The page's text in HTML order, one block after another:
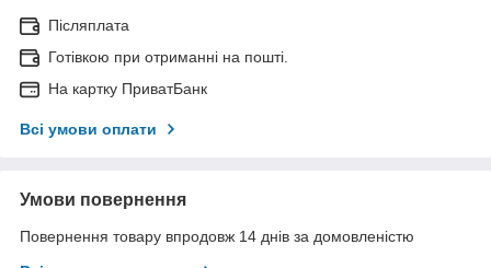
Післяплата
Готівкою при отриманні на пошті.
На картку ПриватБанк
Всі умови оплати
Умови повернення
Повернення товару впродовж 14 днів за домовленістю